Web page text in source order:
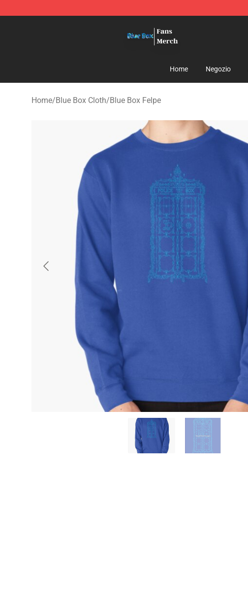
Home Negozio
Home/Blue Box Cloth/Blue Box Felpe